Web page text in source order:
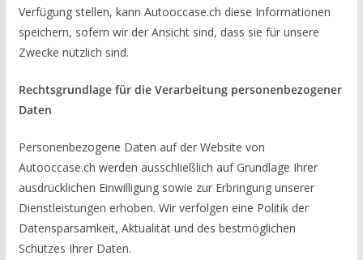
Verfügung stellen, kann Autooccase.ch diese Informationen
speichern, sofern wir der Ansicht sind, dass sie für unsere
Zwecke nützlich sind.
Rechtsgrundlage für die Verarbeitung personenbezogener
Daten
Personenbezogene Daten auf der Website von
Autooccase.ch werden ausschließlich auf Grundlage Ihrer
ausdrücklichen Einwilligung sowie zur Erbringung unserer
Dienstleistungen erhoben. Wir verfolgen eine Politik der
Datensparsamkeit, Aktualität und des bestmöglichen
Schutzes Ihrer Daten.